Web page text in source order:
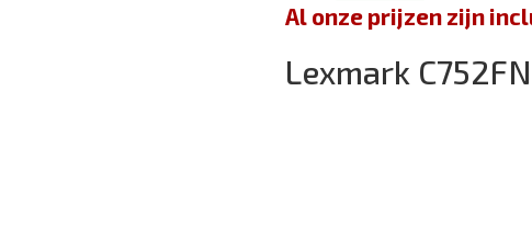
Al onze prijzen zijn
Lexmark C752FN